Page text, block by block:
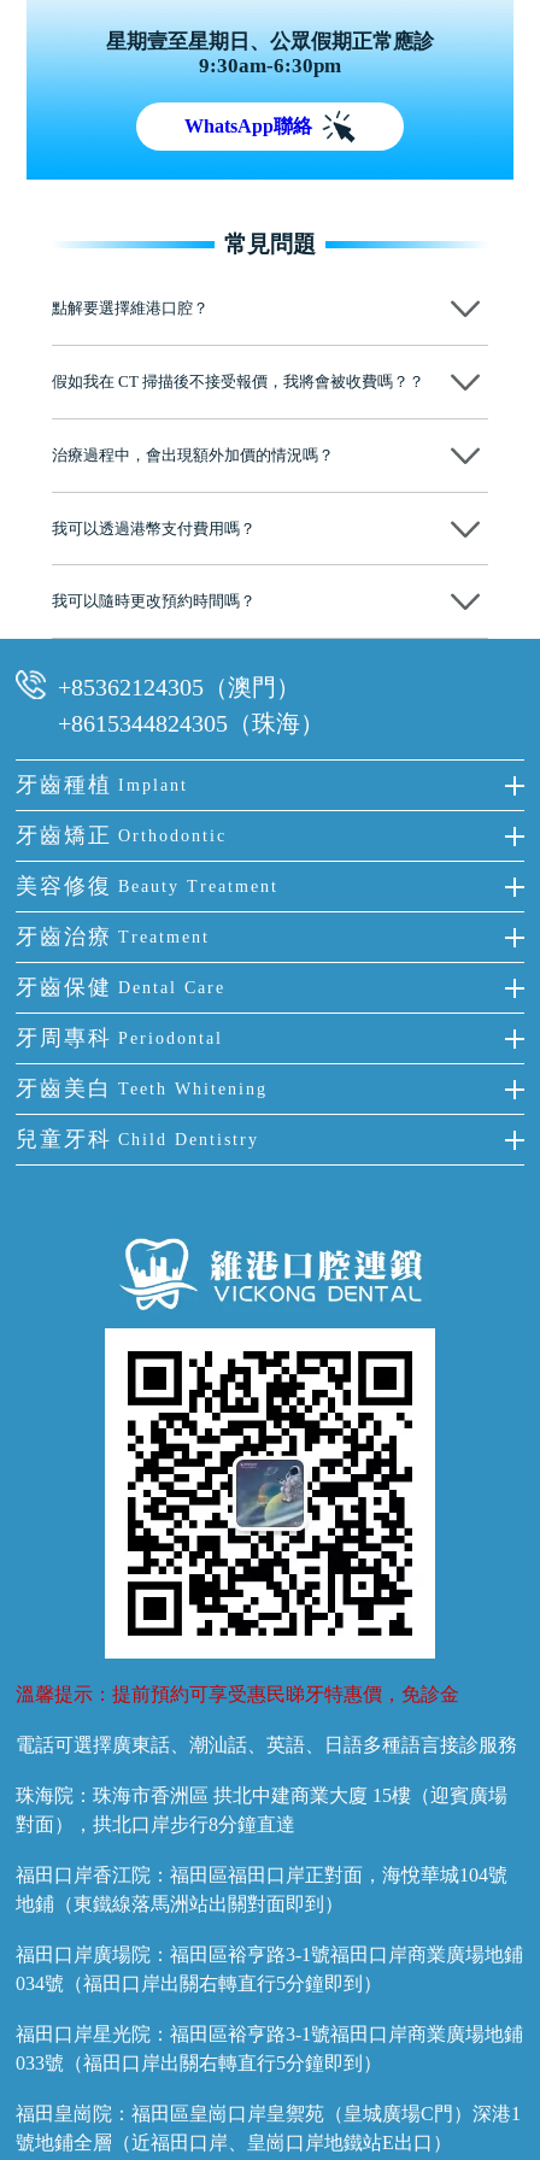
星期壹至星期日、公眾假期正常應診
9:30am-6:30pm
WhatsApp聯絡
常見問題
點解要選擇維港口腔？
牌」、「2025香港企業領袖品牌」，是諾貝爾種植系統全球放心植牙中
至今已服務超過三十個國家和地區的顧客，受到粵港澳大灣區及周邊城
有咨詢及服務保障中心，有任何問題都可以隨時預約免費咨詢，讓人十
假如我在 CT 掃描後不接受報價，我將會被收費嗎？？
治療過程中，會出現額外加價的情況嗎？
我可以透過港幣支付費用嗎？
可以。維港口腔會按照當日匯率轉算收取費用，而匯率會及時告知客人
我可以隨時更改預約時間嗎？
+85362124305（澳門）
+8615344824305（珠海）
牙齒種植 Implant
種牙
單顆牙缺失
門牙缺失
多顆牙缺失
半口缺失
全口缺失
牙齒矯正 Orthodontic
隱形箍牙
前牙反頜
牙齒擁擠
牙齒前突
牙齒稀疏
美容修復 Beauty Treatment
全瓷牙
烤瓷牙
氟斑牙
四環素牙
活動假牙
牙貼面
牙齒治療 Treatment
補牙
智齒
根管治療
拔牙
牙痛
牙齒保健 Dental Care
正確刷牙
全國愛牙日
預防牙病
牙科通識
牙周專科 Periodontal
牙周炎
牙齦出血
牙齦炎
牙齦萎縮
牙齒美白 Teeth Whitening
冷光美白
兒童牙科 Child Dentistry
溫馨提示：提前預約可享受惠民睇牙特惠價，免診金
電話可選擇廣東話、潮汕話、英語、日語多種語言接診服務
珠海院：珠海市香洲區 拱北中建商業大廈 15樓（迎賓廣場
對面），拱北口岸步行8分鐘直達
福田口岸香江院：福田區福田口岸正對面，海悅華城104號
地鋪（東鐵線落馬洲站出關對面即到）
福田口岸廣場院：福田區裕亨路3-1號福田口岸商業廣場地鋪
034號（福田口岸出關右轉直行5分鐘即到）
福田口岸星光院：福田區裕亨路3-1號福田口岸商業廣場地鋪
033號（福田口岸出關右轉直行5分鐘即到）
福田皇崗院：福田區皇崗口岸皇禦苑（皇城廣場C門）深港1
號地鋪全層（近福田口岸、皇崗口岸地鐵站E出口）